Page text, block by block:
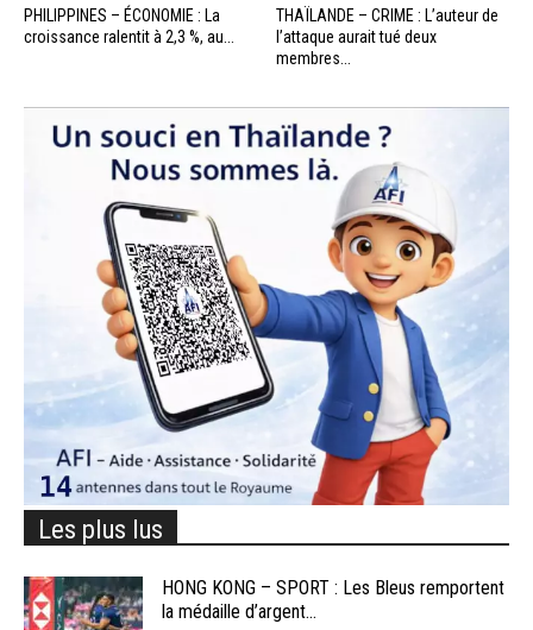
PHILIPPINES – ÉCONOMIE : La
croissance ralentit à 2,3 %, au...
THAÏLANDE – CRIME : L’auteur de
l’attaque aurait tué deux
membres...
Les plus lus
HONG KONG – SPORT : Les Bleus remportent
la médaille d’argent...